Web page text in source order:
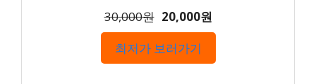
30,000원 20,000원
최저가 보러가기